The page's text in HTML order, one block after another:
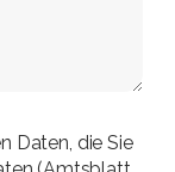
Daten, die Sie